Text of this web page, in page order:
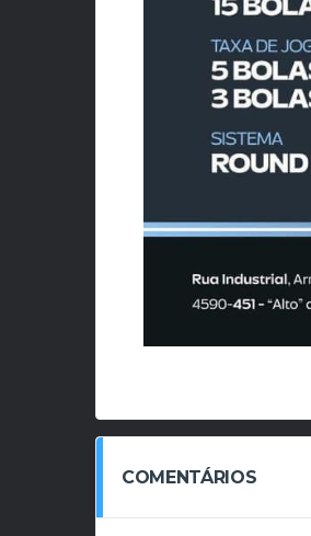
COMENTÁRIOS